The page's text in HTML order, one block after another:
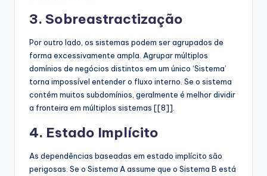
3. Sobreastractização
Por outro lado, os sistemas podem ser agrupados de
forma excessivamente ampla. Agrupar múltiplos
domínios de negócios distintos em um único ‘Sistema’
torna impossível entender o fluxo interno. Se o sistema
contém muitos subdomínios, geralmente é melhor dividir
a fronteira em múltiplos sistemas [[8]].
4. Estado Implícito
As dependências baseadas em estado implícito são
perigosas. Se o Sistema A assume que o Sistema B está